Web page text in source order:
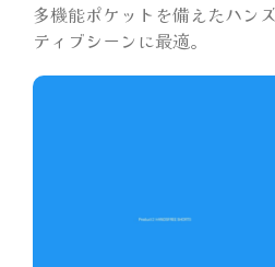
多機能ポケットを備えたハン
ティブシーンに最適。